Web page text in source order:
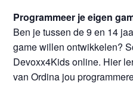
Programmeer je eigen
Ben je tussen de 9 en 14
game willen ontwikkelen?
Devoxx4Kids online. Hier
van Ordina jou